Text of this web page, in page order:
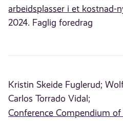
arbeidsplasser i et kostnad-
2024. Faglig foredrag
Kristin Skeide Fuglerud;
Carlos Torrado Vidal;
Conference Compendium